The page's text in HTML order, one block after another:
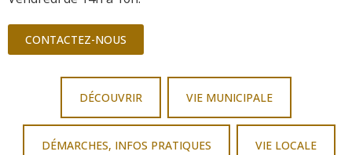
CONTACTEZ-NOUS
DÉCOUVRIR VIE MUNICIPALE
DÉMARCHES, INFOS PRATIQUES VIE LOCALE